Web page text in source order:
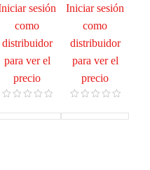
sesión
como
distribuidor
para ver el
precio
Iniciar sesión
como
distribuidor
para ver el
precio